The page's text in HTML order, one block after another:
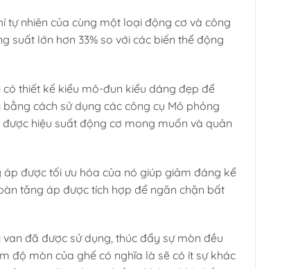
tự nhiên của cùng một loại động cơ và công
suất lớn hơn 33% so với các biến thể động
thiết kế kiểu mô-đun kiểu dáng đẹp để
cách sử dụng các công cụ Mô phỏng
hiệu suất động cơ mong muốn và quản
được tối ưu hóa của nó giúp giảm đáng kể
tăng áp được tích hợp để ngăn chặn bất
đã được sử dụng, thúc đẩy sự mòn đều
độ mòn của ghế có nghĩa là sẽ có ít sự khác